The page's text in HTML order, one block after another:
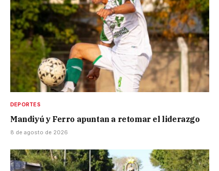
DEPORTES
Mandiyú y Ferro apuntan a retomar el liderazgo
8 de agosto de 2026